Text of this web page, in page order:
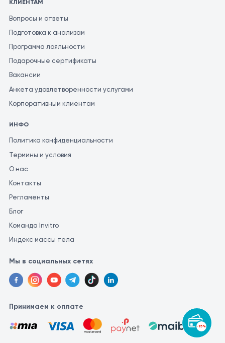
-15%
КЛИЕНТАМ
Вопросы и ответы
Подготовка к анализам
Программа лояльности
Подарочные сертификаты
Вакансии
Анкета удовлетворенности услугами
Корпоративным клиентам
ИНФО
Политика конфиденциальности
Термины и условия
О нас
Контакты
Регламенты
Блог
Команда Invitro
Индекс массы тела
Мы в социальных сетях
Принимаем к оплате